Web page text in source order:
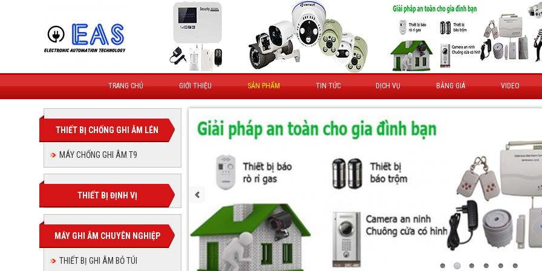
TRANG CHỦ GIỚI THIỆU SẢN PHẨM TIN TỨC DỊCH VỤ BẢNG GIÁ VIDEO
THIẾT BỊ CHỐNG GHI ÂM LÉN
MÁY CHỐNG GHI ÂM T9
THIẾT BỊ ĐỊNH VỊ
MÁY GHI ÂM CHUYÊN NGHIỆP
THIẾT BỊ GHI ÂM BỎ TÚI